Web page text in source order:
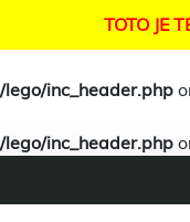
inc_header.php
inc_header.php
TOTO JE